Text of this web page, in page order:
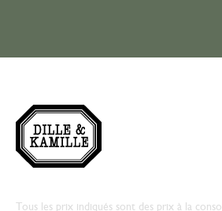
Tous les prix indiqués sont des prix à la